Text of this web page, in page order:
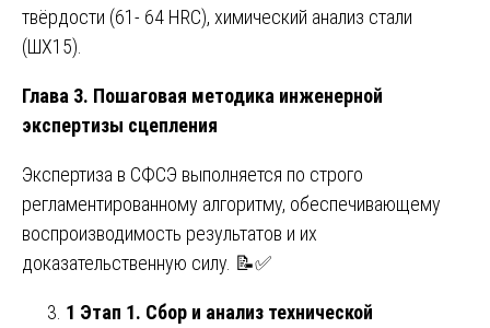
твёрдости (61- 64 HRC), химический анализ стали
(ШХ15).
Глава 3. Пошаговая методика инженерной
экспертизы сцепления
Экспертиза в СФСЭ выполняется по строго
регламентированному алгоритму, обеспечивающему
воспроизводимость результатов и их
доказательственную силу. 📝✅
1 Этап 1. Сбор и анализ технической